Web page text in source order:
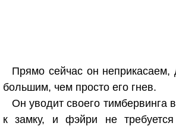
Прямо сейчас он
большим, чем просто его гнев.
Он уводит своего тимбервинга
к замку, и фэйри не